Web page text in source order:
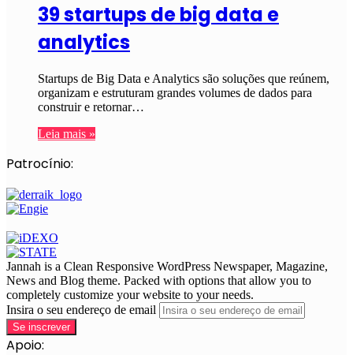
39 startups de big data e
analytics
Startups de Big Data e Analytics são soluções que reúnem,
organizam e estruturam grandes volumes de dados para
construir e retornar…
Leia mais »
Patrocínio:
Jannah is a Clean Responsive WordPress Newspaper, Magazine,
News and Blog theme. Packed with options that allow you to
completely customize your website to your needs.
Insira o seu endereço de email
Apoio: